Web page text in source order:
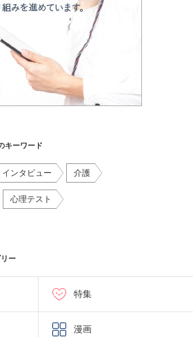
キーワード
インタビュー 介護
心理テスト
ー
特集
漫画